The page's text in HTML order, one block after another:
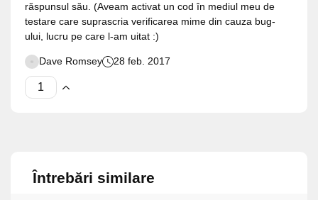
răspunsul său. (Aveam activat un cod în mediul meu de
testare care suprascria verificarea mime din cauza bug-
ului, lucru pe care l-am uitat :)
Dave Romsey 28 feb. 2017
Întrebări similare